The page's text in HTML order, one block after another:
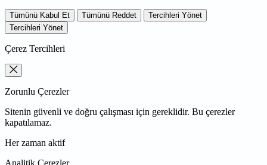
Tümünü Kabul Et Tümünü Reddet
Tercihleri Yönet
Tercihleri Yönet
Çerez Tercihleri
Zorunlu Çerezler
Sitenin güvenli ve doğru çalışması için gereklidir. Bu çerezler
kapatılamaz.
Her zaman aktif